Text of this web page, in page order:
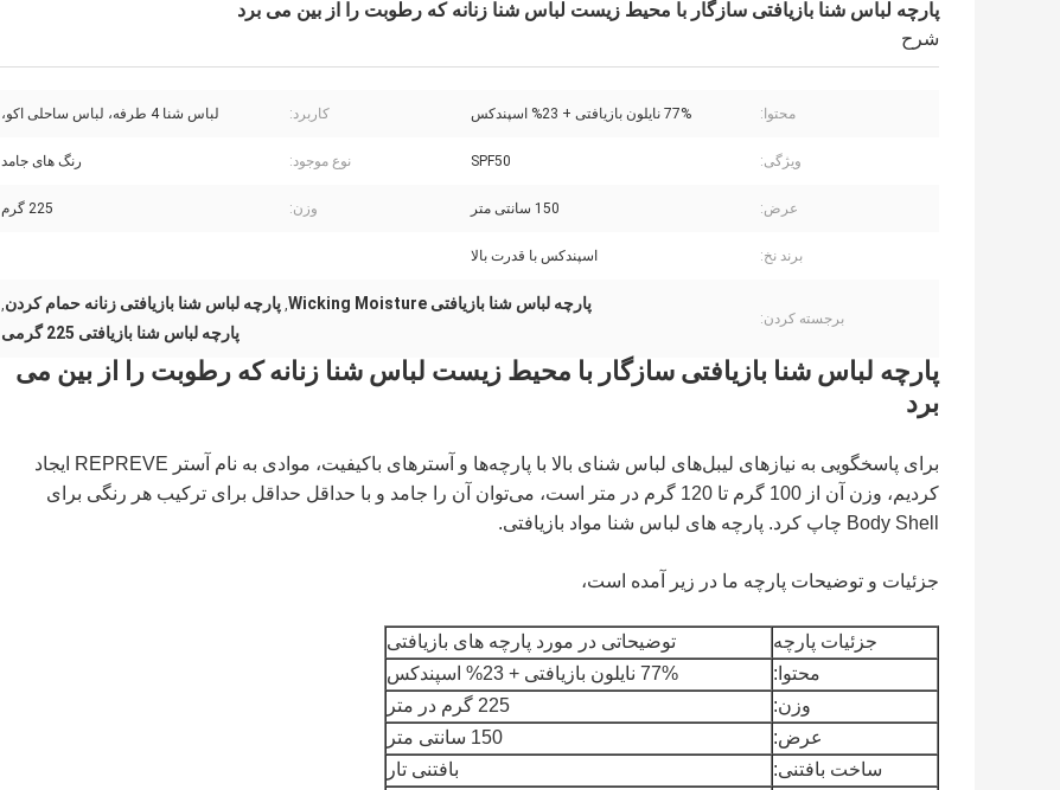
پارچه لباس شنا بازیافتی سازگار با محیط زیست لباس شنا زنانه که رطوبت را از بین می برد
شرح
محتوا: 77% نایلون بازیافتی + 23% اسپندکس کاربرد: لباس شنا 4 طرفه، لباس ساحلی اکو،
ویژگی: SPF50 نوع موجود: رنگ های جامد
عرض: 150 سانتی متر وزن: 225 گرم
برند نخ: اسپندکس با قدرت بالا
برجسته کردن:
پارچه لباس شنا بازیافتی Wicking Moisture , پارچه لباس شنا بازیافتی زنانه حمام کردن,
پارچه لباس شنا بازیافتی 225 گرمی
پارچه لباس شنا بازیافتی سازگار با محیط زیست لباس شنا زنانه که رطوبت را از بین می
برد
برای پاسخگویی به نیازهای لیبل‌های لباس شنای بالا با پارچه‌ها و آسترهای باکیفیت، موادی به نام آستر REPREVE ایجاد
کردیم، وزن آن از 100 گرم تا 120 گرم در متر است، می‌توان آن را جامد و با حداقل حداقل برای ترکیب هر رنگی برای
Body Shell چاپ کرد. پارچه های لباس شنا مواد بازیافتی.
جزئیات و توضیحات پارچه ما در زیر آمده است،
جزئیات پارچه
توضیحاتی در مورد پارچه های بازیافتی
محتوا:
77% نایلون بازیافتی + 23% اسپندکس
وزن:
225 گرم در متر
عرض:
150 سانتی متر
ساخت بافتنی:
بافتنی تار